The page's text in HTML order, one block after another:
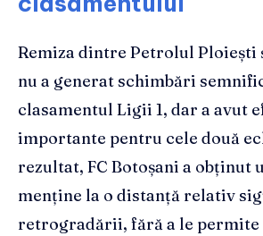
Remiza dintre Petrolul Ploiești
nu a generat schimbări
clasamentul Ligii 1, dar a avut
importante pentru cele două
rezultat, FC Botoșani a obținut
menține la o distanță relativ
retrogradării, fără a le permite